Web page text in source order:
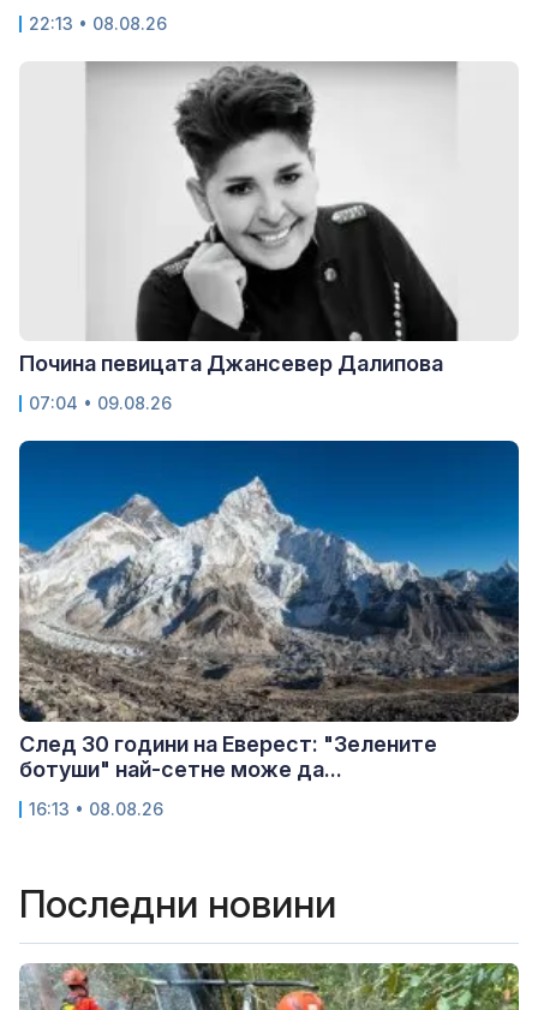
22:13 • 08.08.26
Почина певицата Джансевер Далипова
07:04 • 09.08.26
След 30 години на Еверест: "Зелените
ботуши" най-сетне може да...
16:13 • 08.08.26
Последни новини